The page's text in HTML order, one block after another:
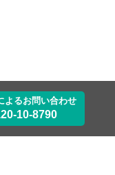
よるお問い合わせ
10-8790